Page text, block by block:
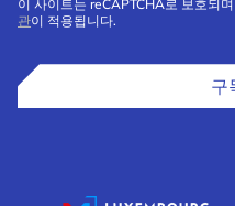
이 사이트는 reCAPTCHA로 보호되
관이 적용됩니다.
구